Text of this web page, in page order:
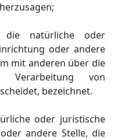
die natürliche oder
oder andere
mit anderen über die
von
bezeichnet.
oder juristische
andere Stelle, die